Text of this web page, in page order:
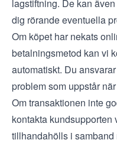
lagstiftning. De kan
dig rörande eventuella
Om köpet har nekats
betalningsmetod kan vi
automatiskt. Du
problem som uppstår
Om transaktionen inte
kontakta kundsupporten
tillhandahölls i